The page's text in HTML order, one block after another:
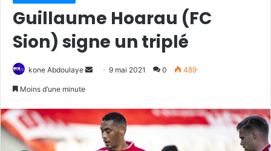
Guillaume Hoarau (FC
Sion) signe un triplé
kone Abdoulaye
y
9 mai 2021 0 489
Moins d’une minute